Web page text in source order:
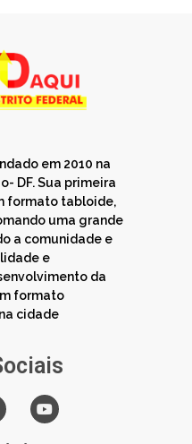
em 2010 na
DF. Sua primeira
formato tabloide,
uma grande
a comunidade e
e
da
formato
cidade